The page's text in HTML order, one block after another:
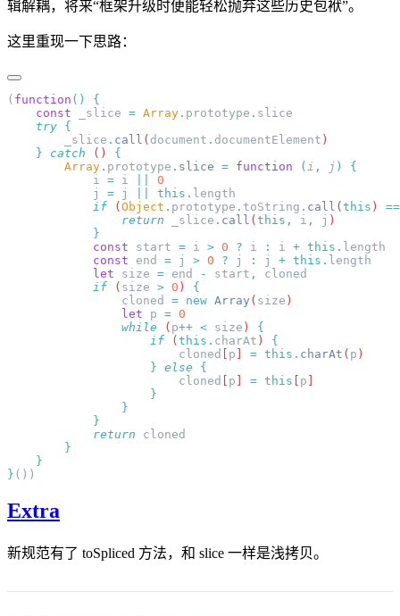
辑解耦，将来“框架升级时便能轻松抛弃这些历史包袱”。
这里重现一下思路：
( function ()
    const
_slice = Array . prototype .
    try
        _slice
. call ( document . documentElement
    }
catch ()
        Array
. prototype . slice = function ( i , j )
            i
= i
            j
= j this .
            if
( Object . prototype . toString . call ( this )
                return
_slice . call ( this , i , j
            const
start = i > 0 ? i : i + this .
            const
end = j > 0 ? j : j + this .
            let
size = end - start ,
            if
( size > 0 )
                cloned
= new Array ( size
                let
p =
                while
( p++ < size )
                    if
( this . charAt )
                        cloned
p = this . charAt ( p
                    }
else
                        cloned
p = this p
            return
}
Extra
新规范有了 toSpliced 方法，和 slice 一样是浅拷贝。